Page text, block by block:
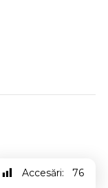
Accesări: 76